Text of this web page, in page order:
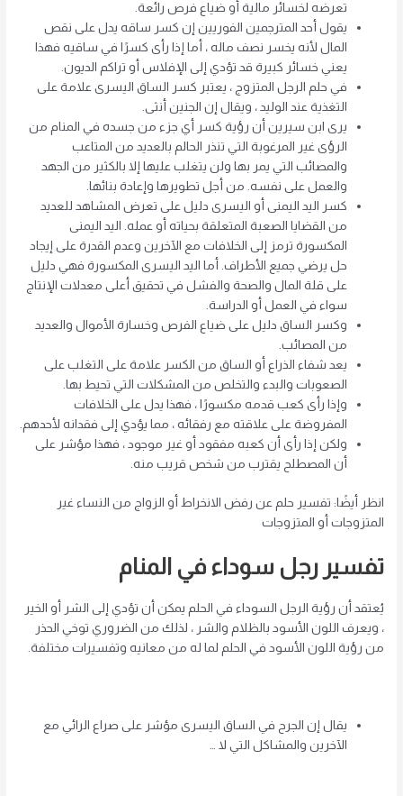
تعرضه لخسائر مالية أو ضياع فرص رائعة.
يقول أحد المترجمين الفوريين إن كسر ساقه يدل على نقص
المال لأنه يخسر نصف ماله ، أما إذا رأى كسرًا في ساقيه فهذا
يعني خسائر كبيرة قد تؤدي إلى الإفلاس أو تراكم الديون.
في حلم الرجل المتزوج ، يعتبر كسر الساق اليسرى علامة على
التغذية عند الوليد ، ويقال إن الجنين أنثى.
يرى ابن سيرين أن رؤية كسر أي جزء من جسده في المنام من
الرؤى غير المرغوبة التي تنذر الحالم بالعديد من المتاعب
والمصائب التي يمر بها ولن يتغلب عليها إلا بالكثير من الجهد
والعمل على نفسه. من أجل تطويرها وإعادة بنائها.
كسر اليد اليمنى أو اليسرى دليل على تعرض المشاهد للعديد
من القضايا الصعبة المتعلقة بحياته أو عمله. اليد اليمنى
المكسورة ترمز إلى الخلافات مع الآخرين وعدم القدرة على إيجاد
حل يرضي جميع الأطراف. أما اليد اليسرى المكسورة فهي دليل
على قلة المال والصحة والفشل في تحقيق أعلى معدلات الإنتاج
سواء في العمل أو الدراسة.
وكسر الساق دليل على ضياع الفرص وخسارة الأموال والعديد
من المصائب.
يعد شفاء الذراع أو الساق من الكسر علامة على التغلب على
الصعوبات والبدء والتخلص من المشكلات التي تحيط بها.
وإذا رأى كعب قدمه مكسورًا ، فهذا يدل على الخلافات
المفروضة على علاقته مع رفقائه ، مما يؤدي إلى فقدانه لأحدهم.
ولكن إذا رأى أن كعبه مفقود أو غير موجود ، فهذا مؤشر على
أن المصطلح يقترب من شخص قريب منه.
انظر أيضًا: تفسير حلم عن رفض الانخراط أو الزواج من النساء غير
المتزوجات أو المتزوجات
تفسير رجل سوداء في المنام
يُعتقد أن رؤية الرجل السوداء في الحلم يمكن أن تؤدي إلى الشر أو الخير
، ويعرف اللون الأسود بالظلام والشر ، لذلك من الضروري توخي الحذر
من رؤية اللون الأسود في الحلم لما له من معانيه وتفسيرات مختلفة.
يقال إن الجرح في الساق اليسرى مؤشر على صراع الرائي مع
الآخرين والمشاكل التي لا …